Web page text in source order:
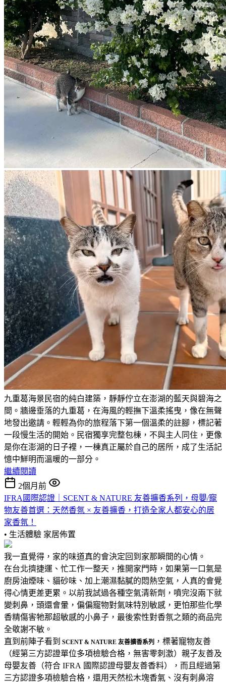
九重葛海景民宿的純白建築，靜靜佇立在澎湖的藍天與碧海之
間。牆邊垂落的九重葛，在海風的輕撫下溫柔搖曳，像在無聲
地發出邀請。輕輕為你的旅程落下第一個溫柔的註腳，標記著
一段慢生活的開始。民宿獨享完整包棟，不與主人同住，更像
是你在澎湖的日子裡，一棟真正屬於自己的居所，成了生活記
憶中鮮明而溫暖的一部分。
繼續閱讀
2個月前
IFRA國際認證｜SCENT & NATURE 友善擴香系列，母嬰/寵
物友善首選：天然香氛 × 友善擴香，打造全家人都安心的居
家香氛！
• 生活體驗 家居佈置
我一直覺得，家的味道真的會決定回到家那瞬間的心情。
在台北擠捷運、忙工作一整天，推開家門時，如果第一口氣是
廚房油煙味、貓砂味、加上潮濕黏膩的悶熱空氣，人真的會覺
得心情更差更累。以前我試過各種空氣清新劑，噴完沒兩下就
變刺鼻，頭還會暈，偏偏寵物對氣味特別敏感，更怕那些化學
香精傷害牠那超敏感的小鼻子，最後索性對香氛之類的商品完
全敬謝不敏。
直到前陣子看到 SCENT & NATURE 友善擴香系列 ，標著寵物友善
（經第三方認證單位多項檢驗合格，無害零刺激）親子友善及
母嬰友善（符合 IFRA 國際認證母嬰友善香料），而且經過第
三方認證多項檢驗合格，還用天然松木塊香氣、沒有刺鼻溶